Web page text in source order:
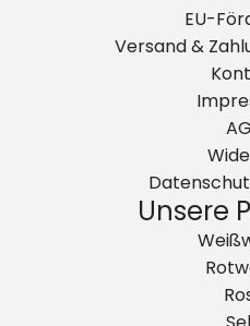
EU-
Versand &
Unsere